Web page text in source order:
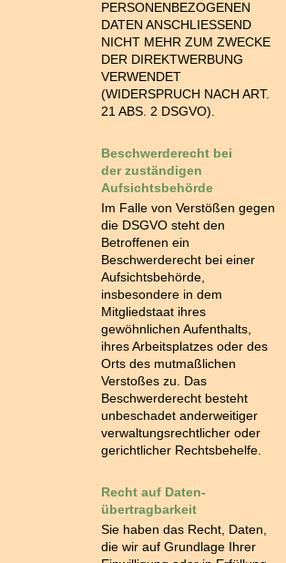
PERSONENBEZOGENEN
DATEN ANSCHLIESSEND
NICHT MEHR ZUM ZWECKE
DER DIREKTWERBUNG
VERWENDET
(WIDERSPRUCH NACH ART.
21 ABS. 2 DSGVO).
Beschwerde­recht bei
der zuständigen
Aufsichts­behörde
Im Falle von Verstößen gegen
die DSGVO steht den
Betroffenen ein
Beschwerderecht bei einer
Aufsichtsbehörde,
insbesondere in dem
Mitgliedstaat ihres
gewöhnlichen Aufenthalts,
ihres Arbeitsplatzes oder des
Orts des mutmaßlichen
Verstoßes zu. Das
Beschwerderecht besteht
unbeschadet anderweitiger
verwaltungsrechtlicher oder
gerichtlicher Rechtsbehelfe.
Recht auf Daten­
übertrag­barkeit
Sie haben das Recht, Daten,
die wir auf Grundlage Ihrer